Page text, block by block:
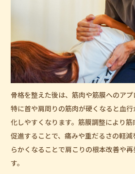
骨格を整えた後は、筋肉や筋膜へのアプ
特に首や肩周りの筋肉が硬くなると血
化しやすくなります。筋膜調整により
促進することで、痛みや重だるさの軽
らかくなることで肩こりの根本改善や
す。